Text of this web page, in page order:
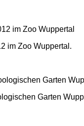
im Zoo Wuppertal.
Garten